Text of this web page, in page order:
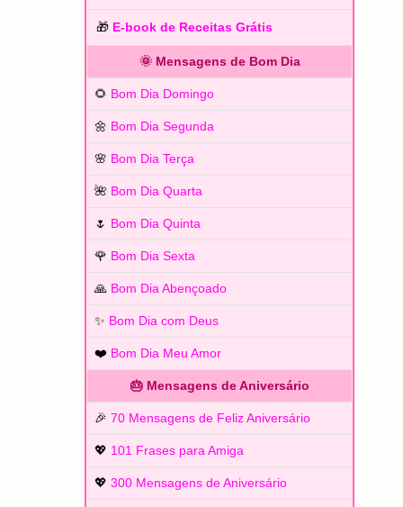
🎁 E-book de Receitas Grátis
🌞 Mensagens de Bom Dia
🌻 Bom Dia Domingo
🌼 Bom Dia Segunda
🌸 Bom Dia Terça
🌺 Bom Dia Quarta
🌷 Bom Dia Quinta
🌹 Bom Dia Sexta
🙏 Bom Dia Abençoado
✨ Bom Dia com Deus
❤️ Bom Dia Meu Amor
🎂 Mensagens de Aniversário
🎉 70 Mensagens de Feliz Aniversário
💖 101 Frases para Amiga
💖 300 Mensagens de Aniversário